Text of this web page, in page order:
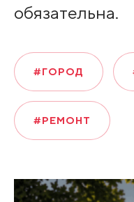
обязательна.
#ГОРОД
#РЕМОНТ